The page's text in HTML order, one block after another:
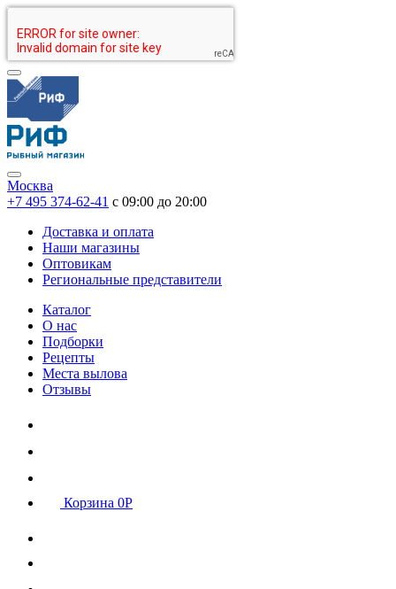
Москва
+7 495 374-62-41 c 09:00 до 20:00
Доставка и оплата
Наши магазины
Оптовикам
Региональные представители
Каталог
О нас
Подборки
Рецепты
Места вылова
Отзывы
Корзина 0Р